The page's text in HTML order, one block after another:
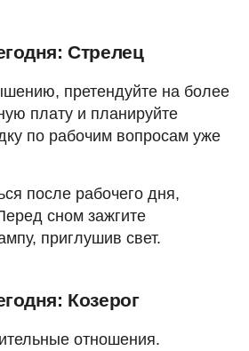
Стрелец
претендуйте на более
плату и планируйте
по рабочим вопросам уже
после рабочего дня,
сном зажгите
приглушив свет.
Козерог
отношения.